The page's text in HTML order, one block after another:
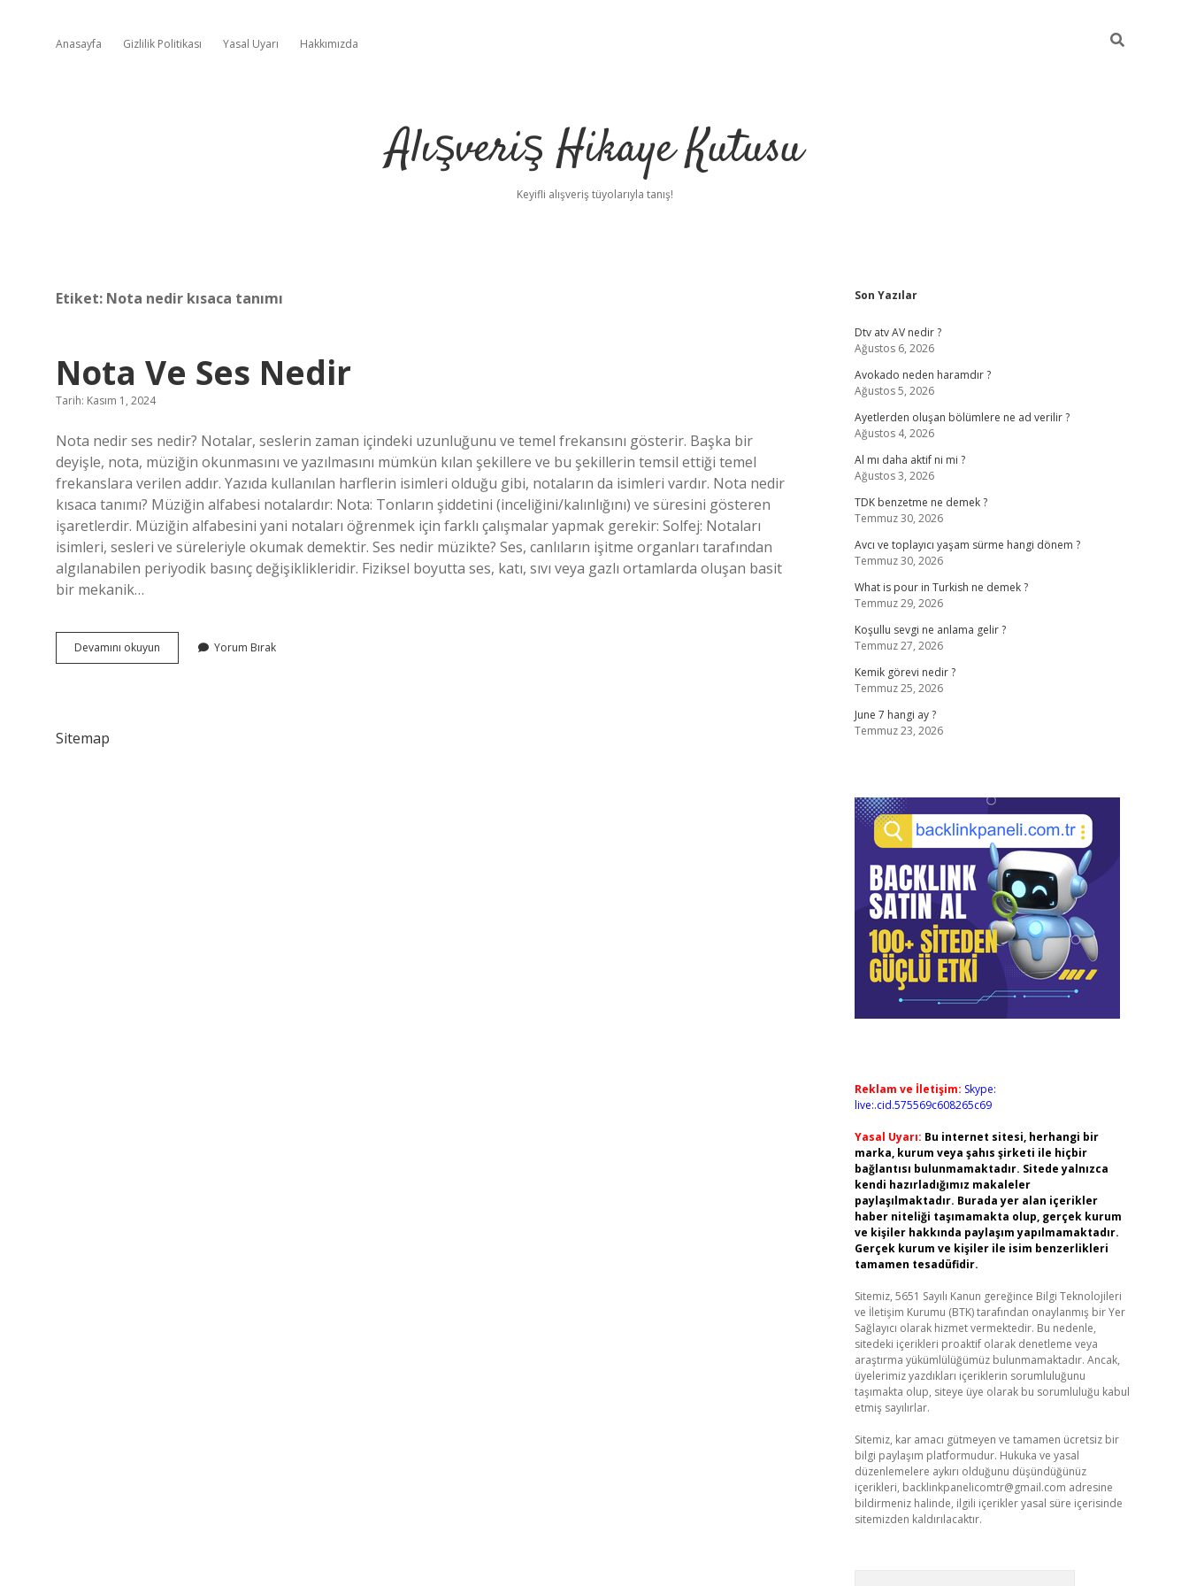
Anasayfa Gizlilik Politikası Yasal Uyarı Hakkımızda
Alışveriş Hikaye Kutusu
Keyifli alışveriş tüyolarıyla tanış!
Etiket: Nota nedir kısaca tanımı
Nota Ve Ses Nedir
Tarih: Kasım 1, 2024
Nota nedir ses nedir? Notalar, seslerin zaman içindeki uzunluğunu ve temel frekansını gösterir. Başka bir
deyişle, nota, müziğin okunmasını ve yazılmasını mümkün kılan şekillere ve bu şekillerin temsil ettiği temel
frekanslara verilen addır. Yazıda kullanılan harflerin isimleri olduğu gibi, notaların da isimleri vardır. Nota nedir
kısaca tanımı? Müziğin alfabesi notalardır: Nota: Tonların şiddetini (inceliğini/kalınlığını) ve süresini gösteren
işaretlerdir. Müziğin alfabesini yani notaları öğrenmek için farklı çalışmalar yapmak gerekir: Solfej: Notaları
isimleri, sesleri ve süreleriyle okumak demektir. Ses nedir müzikte? Ses, canlıların işitme organları tarafından
algılanabilen periyodik basınç değişiklikleridir. Fiziksel boyutta ses, katı, sıvı veya gazlı ortamlarda oluşan basit
bir mekanik…
Devamını okuyun
Ve
Yorum Bırak
Sitemap
Sidebar
Son Yazılar
Dtv atv AV nedir ?
Ağustos 6, 2026
Avokado neden haramdır ?
Ağustos 5, 2026
Ayetlerden oluşan bölümlere ne ad verilir ?
Ağustos 4, 2026
Al mı daha aktif ni mi ?
Ağustos 3, 2026
TDK benzetme ne demek ?
Temmuz 30, 2026
Avcı ve toplayıcı yaşam sürme hangi dönem ?
Temmuz 30, 2026
What is pour in Turkish ne demek ?
Temmuz 29, 2026
Koşullu sevgi ne anlama gelir ?
Temmuz 27, 2026
Kemik görevi nedir ?
Temmuz 25, 2026
June 7 hangi ay ?
Temmuz 23, 2026
Reklam ve İletişim: Skype:
live:.cid.575569c608265c69
Yasal Uyarı: Bu internet sitesi, herhangi bir
marka, kurum veya şahıs şirketi ile hiçbir
bağlantısı bulunmamaktadır. Sitede yalnızca
kendi hazırladığımız makaleler
paylaşılmaktadır. Burada yer alan içerikler
haber niteliği taşımamakta olup, gerçek kurum
ve kişiler hakkında paylaşım yapılmamaktadır.
Gerçek kurum ve kişiler ile isim benzerlikleri
tamamen tesadüfidir.
Sitemiz, 5651 Sayılı Kanun gereğince Bilgi Teknolojileri
ve İletişim Kurumu (BTK) tarafından onaylanmış bir Yer
Sağlayıcı olarak hizmet vermektedir. Bu nedenle,
sitedeki içerikleri proaktif olarak denetleme veya
araştırma yükümlülüğümüz bulunmamaktadır. Ancak,
üyelerimiz yazdıkları içeriklerin sorumluluğunu
taşımakta olup, siteye üye olarak bu sorumluluğu kabul
etmiş sayılırlar.
Sitemiz, kar amacı gütmeyen ve tamamen ücretsiz bir
bilgi paylaşım platformudur. Hukuka ve yasal
düzenlemelere aykırı olduğunu düşündüğünüz
içerikleri, backlinkpanelicomtr@gmail.com adresine
bildirmeniz halinde, ilgili içerikler yasal süre içerisinde
sitemizden kaldırılacaktır.